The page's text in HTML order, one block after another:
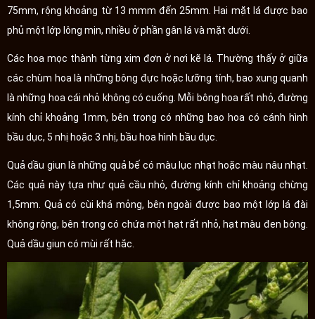
75mm, rộng khoảng từ 13 mmm đến 25mm. Hai mặt lá được bao
phủ một lớp lông mịn, nhiều ở phần gân lá và mặt dưới.
Các hoa mọc thành từng xim đơn ở nơi kẽ lá. Thường thấy ở giữa
các chùm hoa là những bông đực hoặc lưỡng tính, bao xung quanh
là những hoa cái nhỏ không có cuống. Mỗi bông hoa rất nhỏ, đường
kính chỉ khoảng 1mm, bên trong có những bao hoa có cánh hình
bầu dục, 5 nhị hoặc 3 nhị, bầu hoa hình bầu dục.
Quả dầu giun là những quả bế có màu lục nhạt hoặc màu nâu nhạt.
Các quả này tựa như quả cầu nhỏ, đường kính chỉ khoảng chừng
1,5mm. Quả có cùi khá mỏng, bên ngoài được bao một lớp lá đài
không rộng, bên trong có chứa một hạt rất nhỏ, hạt màu đen bóng.
Quả dầu giun có mùi rất hắc.